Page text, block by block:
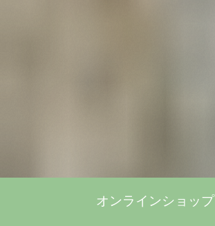
オンラインショップ